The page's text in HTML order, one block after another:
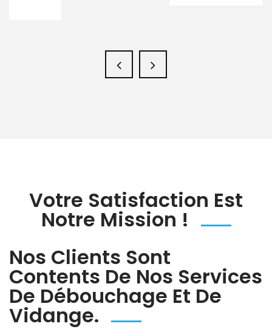
Votre Satisfaction Est
Notre Mission !
Nos Clients Sont
Contents De Nos Services
De Débouchage Et De
Vidange.